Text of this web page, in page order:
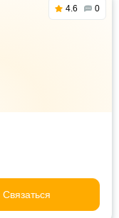
4.6 0
Связаться